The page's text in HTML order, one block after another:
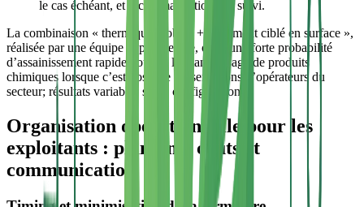
le cas échéant, et recommandations de suivi.
La combinaison « thermique globale + traitement ciblé en surface »,
réalisée par une équipe expérimentée, offre une forte probabilité
d’assainissement rapide, tout en limitant l’usage de produits
chimiques lorsque c’est possible (observations d’opérateurs du
secteur; résultats variables selon configuration).
Organisation opérationnelle pour les
exploitants : planning, coûts et
communication